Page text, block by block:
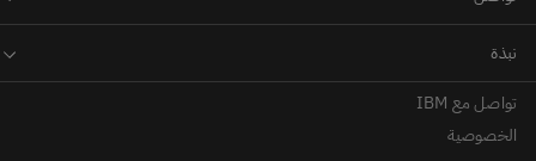
تواصل مع IBM
الخصوصية